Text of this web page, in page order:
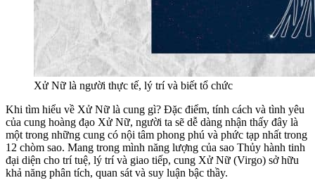
Xử Nữ là người thực tế, lý trí và biết tổ chức
Khi tìm hiểu về Xử Nữ là cung gì? Đặc điểm, tính cách và tình yêu
của cung hoàng đạo Xử Nữ, người ta sẽ dễ dàng nhận thấy đây là
một trong những cung có nội tâm phong phú và phức tạp nhất trong
12 chòm sao. Mang trong mình năng lượng của sao Thủy hành tinh
đại diện cho trí tuệ, lý trí và giao tiếp, cung Xử Nữ (Virgo) sở hữu
khả năng phân tích, quan sát và suy luận bậc thầy.